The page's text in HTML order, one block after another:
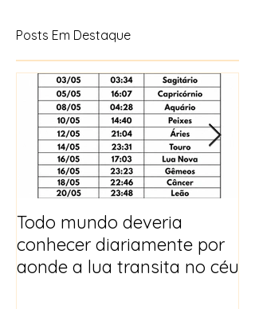
Posts Em Destaque
Todo mundo deveria
conhecer diariamente por
aonde a lua transita no céu